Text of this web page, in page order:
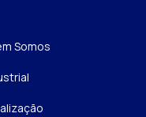
Somos